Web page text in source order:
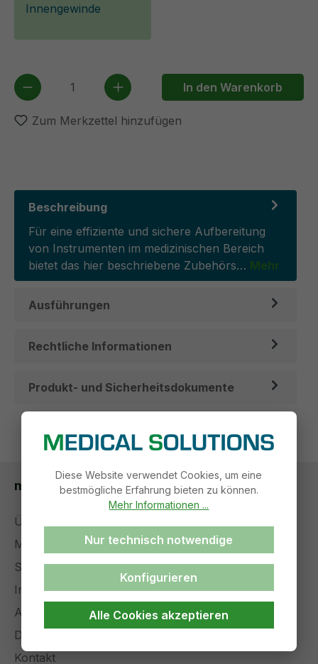
Innengewinde
Produkt Anzahl: Gib den gewünschten
In den Warenkorb
Zum Merkzettel hinzufügen
Beschreibung
Für eine effiziente und sichere Aufbereitung
von Instrumenten im medizinischen Bereich
bietet das hier beschriebene Zubehörs… Mehr
Ausführungen
Rechtliche Informationen
Produkt- und Sicherheitsdokumente
medical solutions
Über uns
Management
Stellenangebote
Impressum
AGB
Datenschutz
Kontakt
Diese Website verwendet Cookies, um eine
bestmögliche Erfahrung bieten zu können.
Mehr Informationen ...
Nur technisch notwendige
Konfigurieren
Alle Cookies akzeptieren